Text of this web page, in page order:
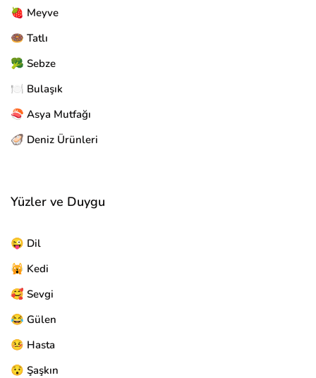
🍓 Meyve
🍩 Tatlı
🥦 Sebze
🍽️ Bulaşık
🍣 Asya Mutfağı
🦪 Deniz Ürünleri
Yüzler ve Duygu
😜 Dil
🙀 Kedi
🥰 Sevgi
😂 Gülen
🤒 Hasta
😯 Şaşkın